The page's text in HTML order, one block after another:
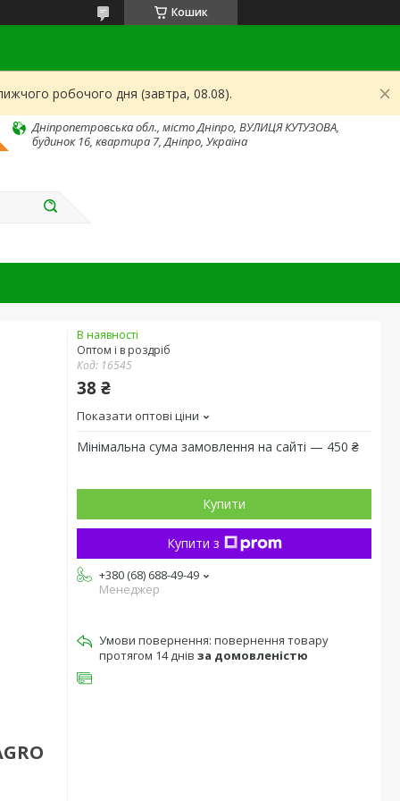
Кошик
робочого дня (завтра, 08.08).
Дніпропетровська обл., місто Дніпро, ВУЛИЦЯ КУТУЗОВА,
будинок 16, квартира 7, Дніпро, Україна
В наявності
Оптом і в роздріб
Код: 16545
38 ₴
Показати оптові ціни
Мінімальна сума замовлення на сайті — 450 ₴
Купити
Купити з
+380 (68) 688-49-49
Менеджер
повернення товару
протягом 14 днів за домовленістю